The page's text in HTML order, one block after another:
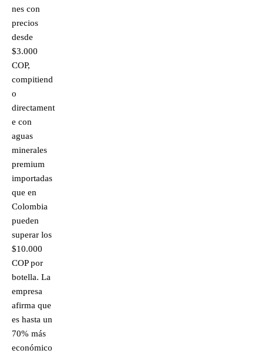
nes con
precios
desde
$3.000
COP,
compitiend
o
directament
e con
aguas
minerales
premium
importadas
que en
Colombia
pueden
superar los
$10.000
COP por
botella. La
empresa
afirma que
es hasta un
70% más
económico